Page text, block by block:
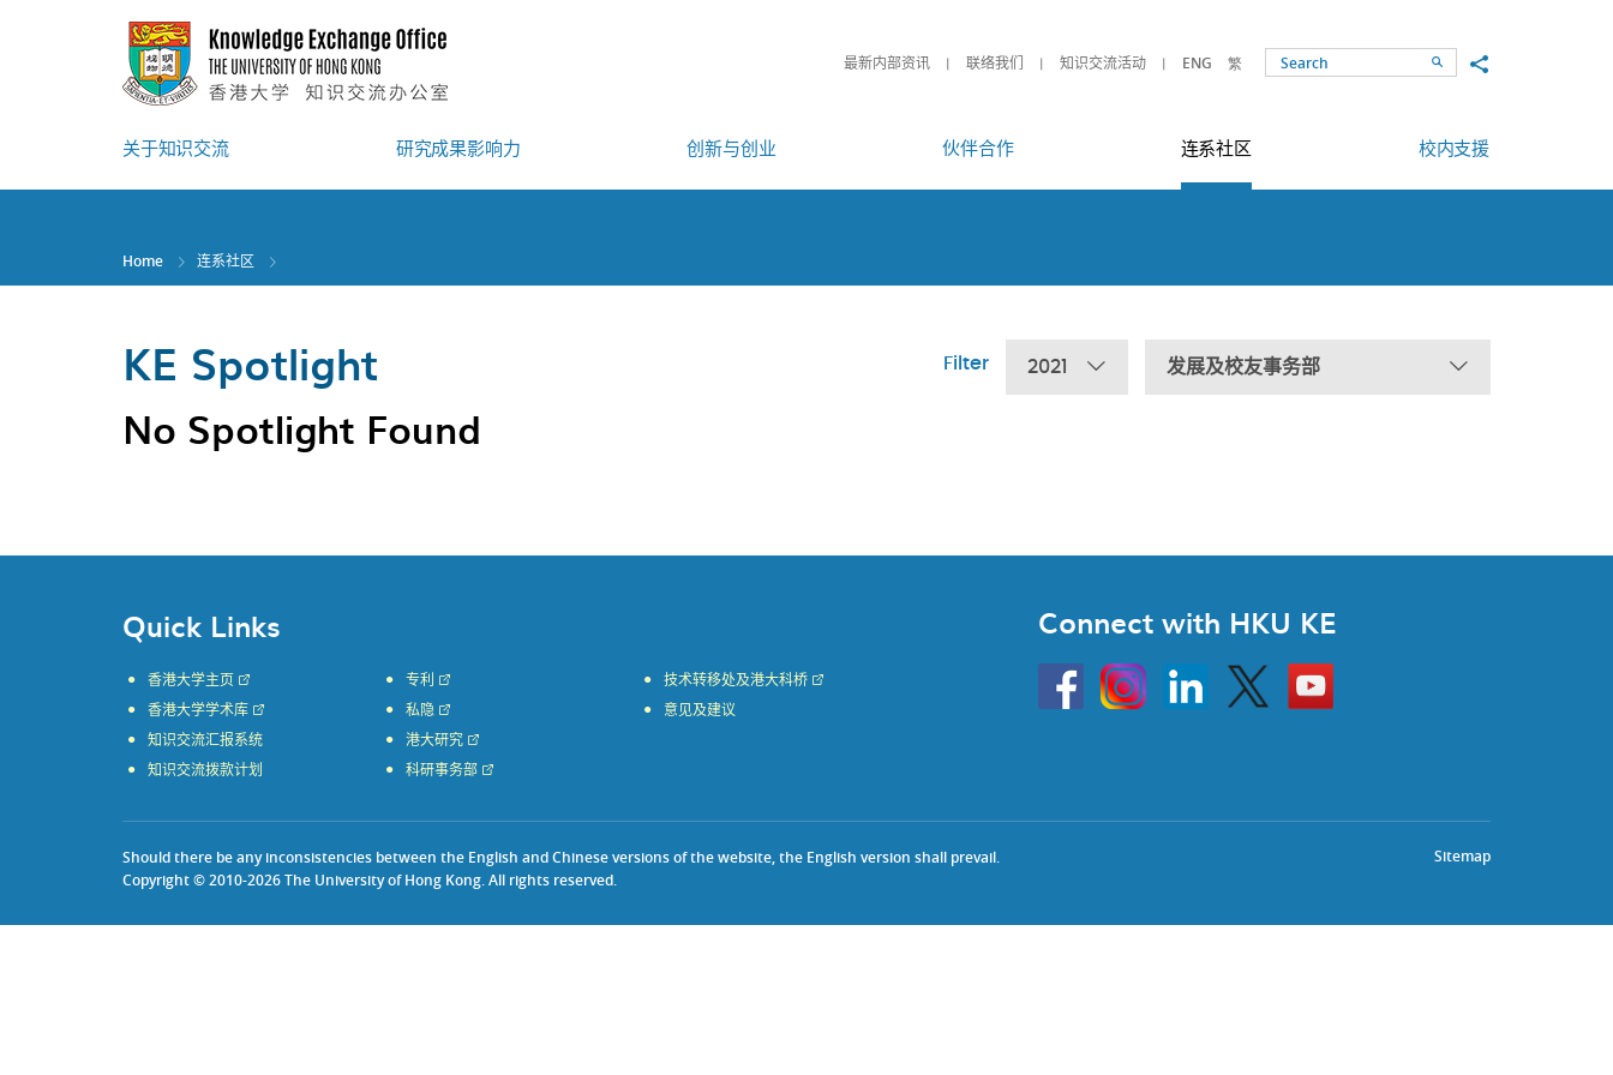
最新内部资讯 联络我们 知识交流活动 ENG 繁 SearchShare to
关于知识交流 研究成果影响力 创新与创业 伙伴合作 连系社区 校内支援
Home 连系社区
KE Spotlight Filter 2021 发展及校友事务部
No Spotlight Found
Quick Links
香港大学主页
香港大学学术库
知识交流汇报系统
知识交流拨款计划
专利
私隐
港大研究
科研事务部
技术转移处及港大科桥
意见及建议
Connect with HKU KE
HKU
InstagramLinkedin Twitter
Go
to
HKU
Sitemap
Should there be any inconsistencies between the English and Chinese versions of the website, the English version shall prevail.
Copyright © 2010-2026 The University of Hong Kong. All rights reserved.